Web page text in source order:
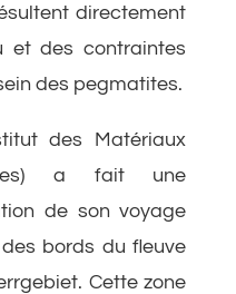
directement
et des contraintes
des pegmatites.
des Matériaux
a fait une
de son voyage
bords du fleuve
Cette zone